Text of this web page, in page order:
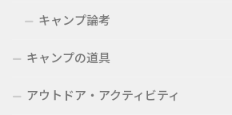
キャンプ論考
キャンプの道具
アウトドア・アクティビティ